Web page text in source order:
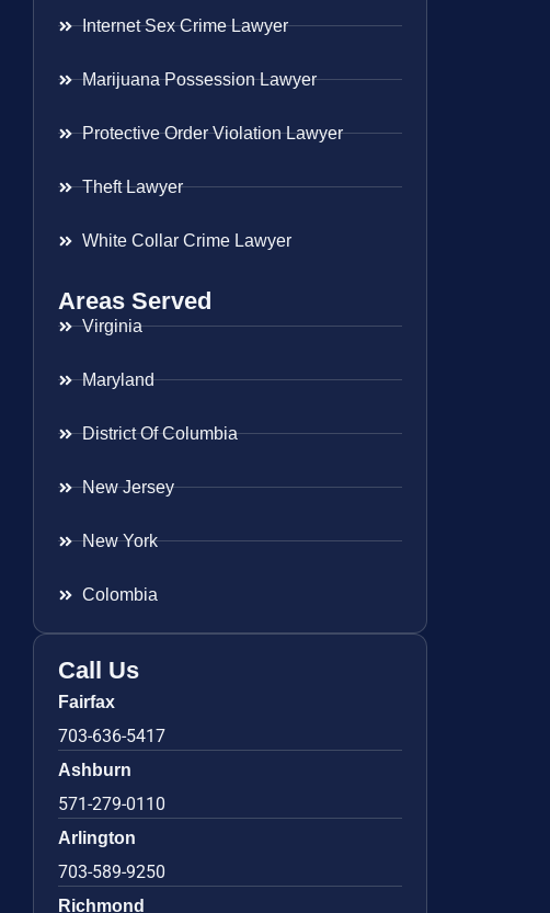
Internet Sex Crime Lawyer
Marijuana Possession Lawyer
Protective Order Violation Lawyer
Theft Lawyer
White Collar Crime Lawyer
Areas Served
Virginia
Maryland
District Of Columbia
New Jersey
New York
Colombia
Call Us
Fairfax
703-636-5417
Ashburn
571-279-0110
Arlington
703-589-9250
Richmond